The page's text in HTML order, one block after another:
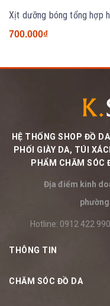
700.000₫
HỆ THỐNG SHOP ĐỒ
PHỐI GIÀY DA, TÚI
PHẨM CHĂM SÓC
Địa điểm kinh
Hotline: 0912 422 990
THÔNG TIN
CHĂM SÓC ĐỒ DA